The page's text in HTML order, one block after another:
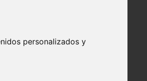
personalizados y